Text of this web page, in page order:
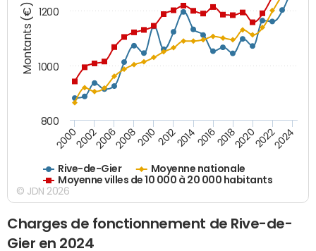
Montants (€)
Rive-de-Gier
Moyenne nationale
Moyenne villes de 10 000 à 20 000 habitants
200020022006200820102012201420162018202020222024
800
1000
1200
© JDN 2026
Charges de fonctionnement de Rive-de-
Gier en 2024